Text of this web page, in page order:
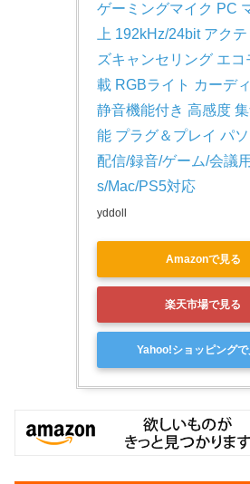
ゲーミングマイク PC
上 192kHz/24bit アク
ズキャンセリング エコ
載 RGBライト カーデ
静音機能付き 高感度
能 プラグ＆プレイ パ
配信/録音/ゲーム/会議
s/Mac/PS5対応
yddoll
Amazonで見る
楽天市場で見る
Yahoo!ショッピングで